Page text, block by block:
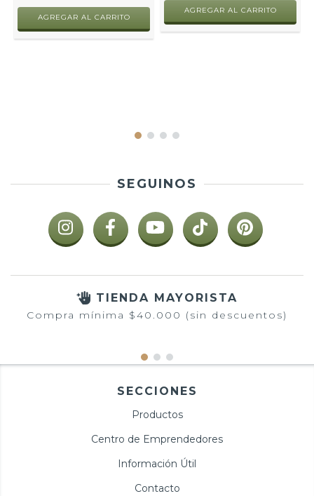
AGREGAR AL CARRITO
AGREGAR AL CARRITO
SEGUINOS
TIENDA MAYORISTA
Compra mínima $40.000 (sin descuentos)
SECCIONES
Productos
Centro de Emprendedores
Información Útil
Contacto